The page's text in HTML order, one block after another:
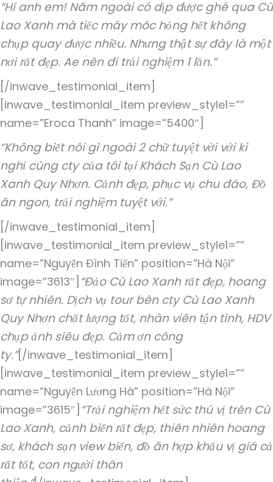
“Hí anh em! Năm ngoài có dịp được ghé qua Cù
Lao Xanh mà tiếc máy móc hỏng hết không
chụp quay được nhiều. Nhưng thật sự đây là một
nơi rất đẹp. Ae nên đi trải nghiệm 1 lần.”
[/inwave_testimonial_item]
[inwave_testimonial_item preview_style1=””
name=”Eroca Thanh” image=”5400″]
“Không biết nói gì ngoài 2 chữ tuyệt vời với kì
nghỉ cùng cty của tôi tại Khách Sạn Cù Lao
Xanh Quy Nhơn. Cảnh đẹp, phục vụ chu đáo, Đồ
ăn ngon, trải nghiệm tuyệt với.”
[/inwave_testimonial_item]
[inwave_testimonial_item preview_style1=””
name=”Nguyễn Đình Tiến” position=”Hà Nội”
image=”3613″] “Đảo Cù Lao Xanh rất đẹp, hoang
sơ tự nhiên. Dịch vụ tour bên cty Cù Lao Xanh
Quy Nhơn chất lượng tốt, nhân viên tận tình, HDV
chụp ảnh siêu đẹp. Cảm ơn công
ty.”[/inwave_testimonial_item]
[inwave_testimonial_item preview_style1=””
name=”Nguyễn Lương Hà” position=”Hà Nội”
image=”3615″] “Trải nghiệm hết sức thú vị trên Cù
Lao Xanh, cảnh biển rất đẹp, thiên nhiên hoang
sơ, khách sạn view biển, đồ ăn hợp khẩu vị giá cả
rất tốt, con người thân